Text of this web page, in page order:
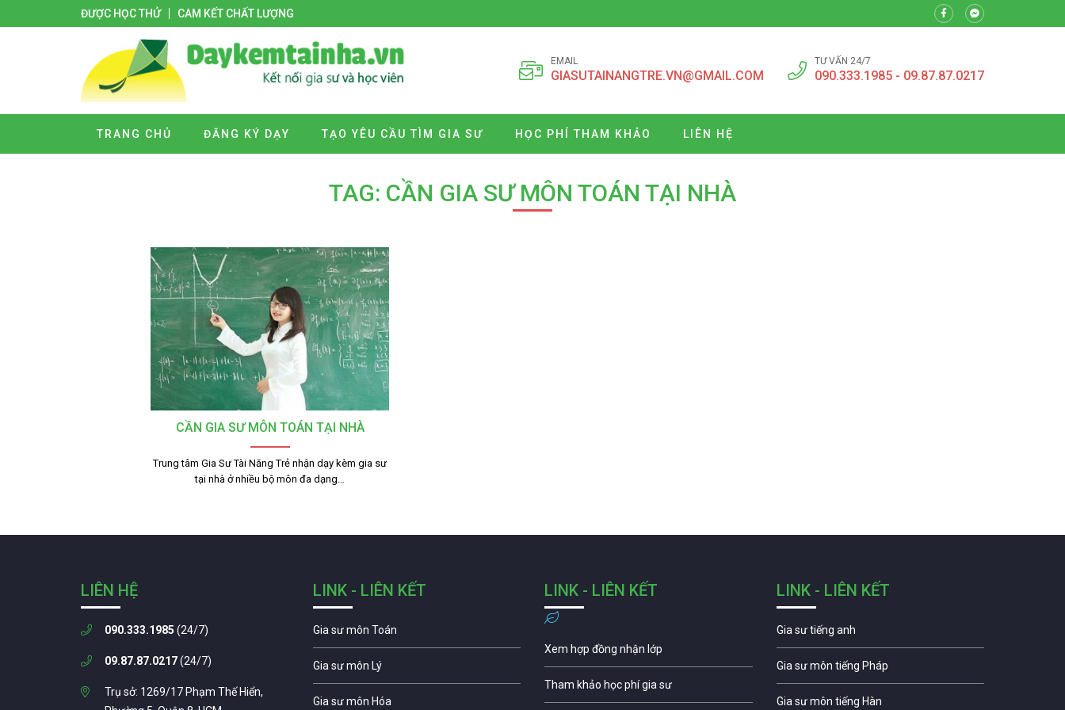
ĐƯỢC HỌC THỬ CAM KẾT CHẤT LƯỢNG
EMAIL
GIASUTAINANGTRE.VN@GMAIL.COM
TƯ VẤN 24/7
090.333.1985 - 09.87.87.0217
TRANG CHỦ ĐĂNG KÝ DẠY TẠO YÊU CẦU TÌM GIA SƯ HỌC PHÍ THAM KHẢO LIÊN HỆ
TAG: CẦN GIA SƯ MÔN TOÁN TẠI NHÀ
CẦN GIA SƯ MÔN TOÁN TẠI NHÀ
Trung tâm Gia Sư Tài Năng Trẻ nhận dạy kèm gia sư
tại nhà ở nhiều bộ môn đa dạng…
LIÊN HỆ
090.333.1985 (24/7)
09.87.87.0217(24/7)
Trụ sở: 1269/17 Phạm Thế Hiển,
LINK - LIÊN KẾT
Gia sư môn Toán
Gia sư môn Lý
Gia sư môn Hóa
LINK - LIÊN KẾT
Xem hợp đồng nhận lớp
Tham khảo học phí gia sư
LINK - LIÊN KẾT
Gia sư tiếng anh
Gia sư môn tiếng Pháp
Gia sư môn tiếng Hàn